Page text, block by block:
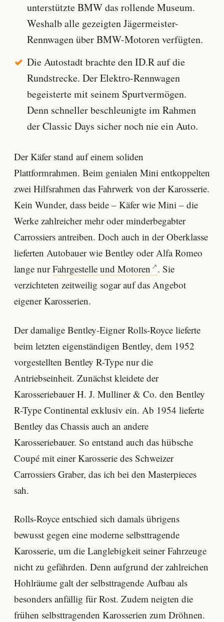
unterstützte BMW das rollende Museum.
Weshalb alle gezeigten Jägermeister-
Rennwagen über BMW-Motoren verfügten.
Die Autostadt brachte den ID.R auf die
Rundstrecke. Der Elektro-Rennwagen
begeisterte mit seinem Spurtvermögen.
Denn schneller beschleunigte im Rahmen
der Classic Days sicher noch nie ein Auto.
Der Käfer stand auf einem soliden
Plattformrahmen. Beim genialen Mini entkoppelten
zwei Hilfsrahmen das Fahrwerk von der Karosserie.
Kein Wunder, dass beide – Käfer wie Mini – die
Werke zahlreicher mehr oder minderbegabter
Carrossiers antreiben. Doch auch in der Oberklasse
lieferten Autobauer wie Bentley oder Alfa Romeo
lange nurFahrgestelle und Motoren
. Sie
verzichteten zeitweilig sogar auf das Angebot
eigener Karosserien.
Der damalige Bentley-Eigner Rolls-Royce lieferte
beim letzten eigenständigen Bentley, dem 1952
vorgestellten Bentley R-Type nur die
Antriebseinheit. Zunächst kleidete der
Karosseriebauer H. J. Mulliner & Co. den Bentley
R-Type Continental exklusiv ein. Ab 1954 lieferte
Bentley das Chassis auch an andere
Karosseriebauer. So entstand auch das hübsche
Coupé mit einer Karosserie des Schweizer
Carrossiers Graber, das ich bei den Masterpieces
sah.
Rolls-Royce entschied sich damals übrigens
bewusst gegen eine moderne selbsttragende
Karosserie, um die Langlebigkeit seiner Fahrzeuge
nicht zu gefährden. Denn aufgrund der zahlreichen
Hohlräume galt der selbsttragende Aufbau als
besonders anfällig für Rost. Zudem neigten die
frühen selbsttragenden Karosserien zum Dröhnen.